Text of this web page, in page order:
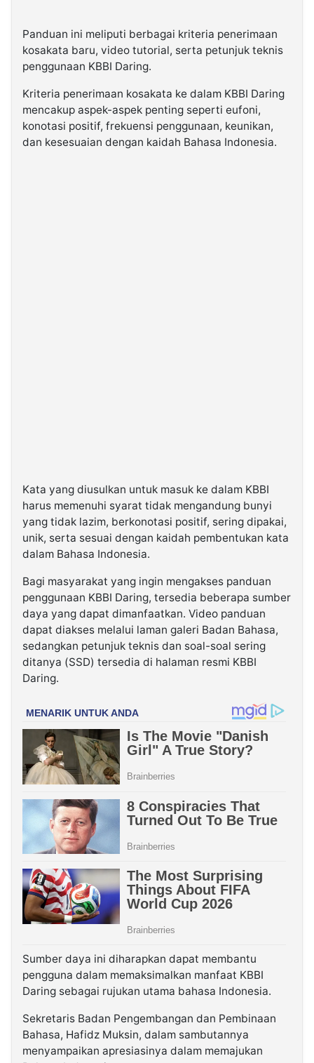
Panduan ini meliputi berbagai kriteria penerimaan
kosakata baru, video tutorial, serta petunjuk teknis
penggunaan KBBI Daring.
Kriteria penerimaan kosakata ke dalam KBBI Daring
mencakup aspek-aspek penting seperti eufoni,
konotasi positif, frekuensi penggunaan, keunikan,
dan kesesuaian dengan kaidah Bahasa Indonesia.
Kata yang diusulkan untuk masuk ke dalam KBBI
harus memenuhi syarat tidak mengandung bunyi
yang tidak lazim, berkonotasi positif, sering dipakai,
unik, serta sesuai dengan kaidah pembentukan kata
dalam Bahasa Indonesia.
Bagi masyarakat yang ingin mengakses panduan
penggunaan KBBI Daring, tersedia beberapa sumber
daya yang dapat dimanfaatkan. Video panduan
dapat diakses melalui laman galeri Badan Bahasa,
sedangkan petunjuk teknis dan soal-soal sering
ditanya (SSD) tersedia di halaman resmi KBBI
Daring.
Sumber daya ini diharapkan dapat membantu
pengguna dalam memaksimalkan manfaat KBBI
Daring sebagai rujukan utama bahasa Indonesia.
Sekretaris Badan Pengembangan dan Pembinaan
Bahasa, Hafidz Muksin, dalam sambutannya
menyampaikan apresiasinya dalam memajukan